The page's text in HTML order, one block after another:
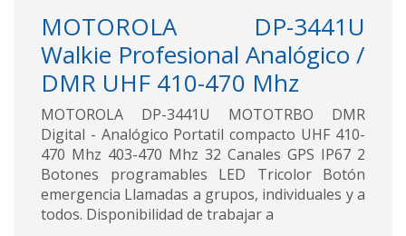
MOTOROLA DP-3441U
Walkie Profesional Analógico /
DMR UHF 410-470 Mhz
MOTOROLA DP-3441U MOTOTRBO DMR
Digital - Analógico Portatil compacto UHF 410-
470 Mhz 403-470 Mhz 32 Canales GPS IP67 2
Botones programables LED Tricolor Botón
emergencia Llamadas a grupos, individuales y a
todos. Disponibilidad de trabajar a